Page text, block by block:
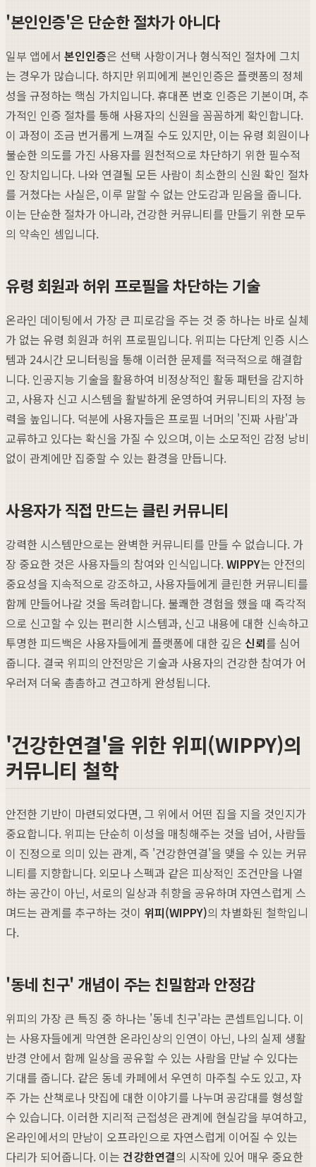
'본인인증'은 단순한 절차가 아니다
일부 앱에서 본인인증은 선택 사항이거나 형식적인 절차에 그치
는 경우가 많습니다. 하지만 위피에게 본인인증은 플랫폼의 정체
성을 규정하는 핵심 가치입니다. 휴대폰 번호 인증은 기본이며, 추
가적인 인증 절차를 통해 사용자의 신원을 꼼꼼하게 확인합니다.
이 과정이 조금 번거롭게 느껴질 수도 있지만, 이는 유령 회원이나
불순한 의도를 가진 사용자를 원천적으로 차단하기 위한 필수적
인 장치입니다. 나와 연결될 모든 사람이 최소한의 신원 확인 절차
를 거쳤다는 사실은, 이루 말할 수 없는 안도감과 믿음을 줍니다.
이는 단순한 절차가 아니라, 건강한 커뮤니티를 만들기 위한 모두
의 약속인 셈입니다.
유령 회원과 허위 프로필을 차단하는 기술
온라인 데이팅에서 가장 큰 피로감을 주는 것 중 하나는 바로 실체
가 없는 유령 회원과 허위 프로필입니다. 위피는 다단계 인증 시스
템과 24시간 모니터링을 통해 이러한 문제를 적극적으로 해결합
니다. 인공지능 기술을 활용하여 비정상적인 활동 패턴을 감지하
고, 사용자 신고 시스템을 활발하게 운영하여 커뮤니티의 자정 능
력을 높입니다. 덕분에 사용자들은 프로필 너머의 '진짜 사람'과
교류하고 있다는 확신을 가질 수 있으며, 이는 소모적인 감정 낭비
없이 관계에만 집중할 수 있는 환경을 만듭니다.
사용자가 직접 만드는 클린 커뮤니티
강력한 시스템만으로는 완벽한 커뮤니티를 만들 수 없습니다. 가
장 중요한 것은 사용자들의 참여와 인식입니다.WIPPY는 안전의
중요성을 지속적으로 강조하고, 사용자들에게 클린한 커뮤니티를
함께 만들어나갈 것을 독려합니다. 불쾌한 경험을 했을 때 즉각적
으로 신고할 수 있는 편리한 시스템과, 신고 내용에 대한 신속하고
투명한 피드백은 사용자들에게 플랫폼에 대한 깊은 신뢰를 심어
줍니다. 결국 위피의 안전망은 기술과 사용자의 건강한 참여가 어
우러져 더욱 촘촘하고 견고하게 완성됩니다.
'건강한연결'을 위한 위피(WIPPY)의
커뮤니티 철학
안전한 기반이 마련되었다면, 그 위에서 어떤 집을 지을 것인지가
중요합니다. 위피는 단순히 이성을 매칭해주는 것을 넘어, 사람들
이 진정으로 의미 있는 관계, 즉 '건강한연결'을 맺을 수 있는 커뮤
니티를 지향합니다. 외모나 스펙과 같은 피상적인 조건만을 나열
하는 공간이 아닌, 서로의 일상과 취향을 공유하며 자연스럽게 스
며드는 관계를 추구하는 것이 위피(WIPPY)의 차별화된 철학입니
다.
'동네 친구' 개념이 주는 친밀함과 안정감
위피의 가장 큰 특징 중 하나는 '동네 친구'라는 콘셉트입니다. 이
는 사용자들에게 막연한 온라인상의 인연이 아닌, 나의 실제 생활
반경 안에서 함께 일상을 공유할 수 있는 사람을 만날 수 있다는
기대를 줍니다. 같은 동네 카페에서 우연히 마주칠 수도 있고, 자
주 가는 산책로나 맛집에 대한 이야기를 나누며 공감대를 형성할
수 있습니다. 이러한 지리적 근접성은 관계에 현실감을 부여하고,
온라인에서의 만남이 오프라인으로 자연스럽게 이어질 수 있는
다리가 되어줍니다. 이는 건강한연결의 시작에 있어 매우 중요한